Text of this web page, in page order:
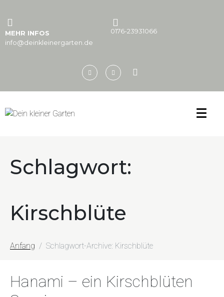
MEHR INFOS
info@deinkleinergarten.de
0176-23931066
Schlagwort:
Kirschblüte
Anfang Schlagwort-Archive: Kirschblüte
Hanami – ein Kirschblüten